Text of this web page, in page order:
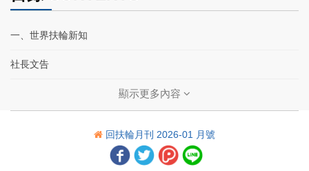
一、世界扶輪新知
社長文告
扶輪基金會保管委員會主席文告顯示更多內容
回扶輪月刊 2026-01 月號